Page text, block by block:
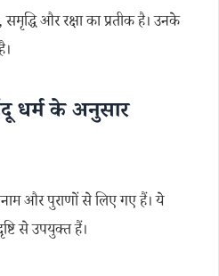
और रक्षा का प्रतीक है। उनके
धर्म के अनुसार
और पुराणों से लिए गए हैं। ये
से उपयुक्त हैं।